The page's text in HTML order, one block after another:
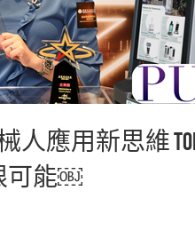
人應用新思維
可能￼